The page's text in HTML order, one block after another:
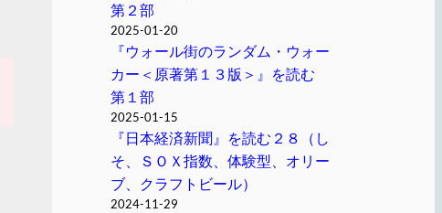
第２部
2025-01-20
『ウォール街のランダム・ウォー
カー＜原著第１３版＞』を読む
第１部
2025-01-15
『日本経済新聞』を読む２８（し
そ、ＳＯＸ指数、体験型、オリー
ブ、クラフトビール）
2024-11-29